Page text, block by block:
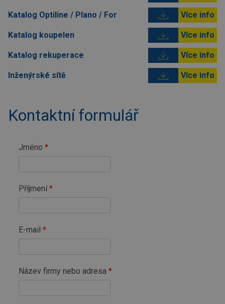
Katalog Optiline / Plano / For Více info
Katalog koupelen Více info
Katalog rekuperace Více info
Inženýrské sítě Více info
Kontaktní formulář
Jméno
Příjmení
E-mail
Název firmy nebo adresa